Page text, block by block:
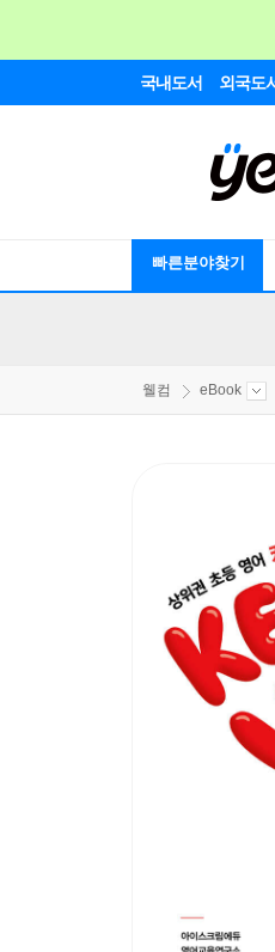
국내도서 외국도
빠른분야찾기
웰컴 eBook